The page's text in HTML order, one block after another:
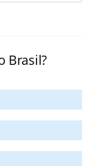
Brasil?